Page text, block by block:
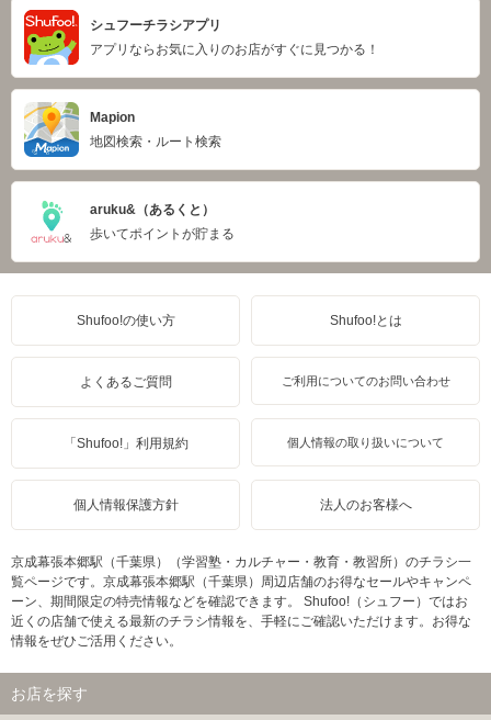
シュフーチラシアプリ
アプリならお気に入りのお店がすぐに見つかる！
Mapion
地図検索・ルート検索
aruku&（あるくと）
歩いてポイントが貯まる
Shufoo!の使い方 Shufoo!とは
よくあるご質問 ご利用についてのお問い合わせ
「Shufoo!」利用規約 個人情報の取り扱いについて
個人情報保護方針 法人のお客様へ
京成幕張本郷駅（千葉県）（学習塾・カルチャー・教育・教習所）のチラシ一
覧ページです。京成幕張本郷駅（千葉県）周辺店舗のお得なセールやキャンペ
ーン、期間限定の特売情報などを確認できます。 Shufoo!（シュフー）ではお
近くの店舗で使える最新のチラシ情報を、手軽にご確認いただけます。お得な
情報をぜひご活用ください。
お店を探す